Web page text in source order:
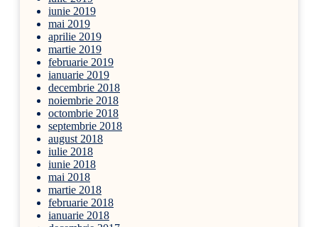
iunie 2019
mai 2019
aprilie 2019
martie 2019
februarie 2019
ianuarie 2019
decembrie 2018
noiembrie 2018
octombrie 2018
septembrie 2018
august 2018
iulie 2018
iunie 2018
mai 2018
martie 2018
februarie 2018
ianuarie 2018